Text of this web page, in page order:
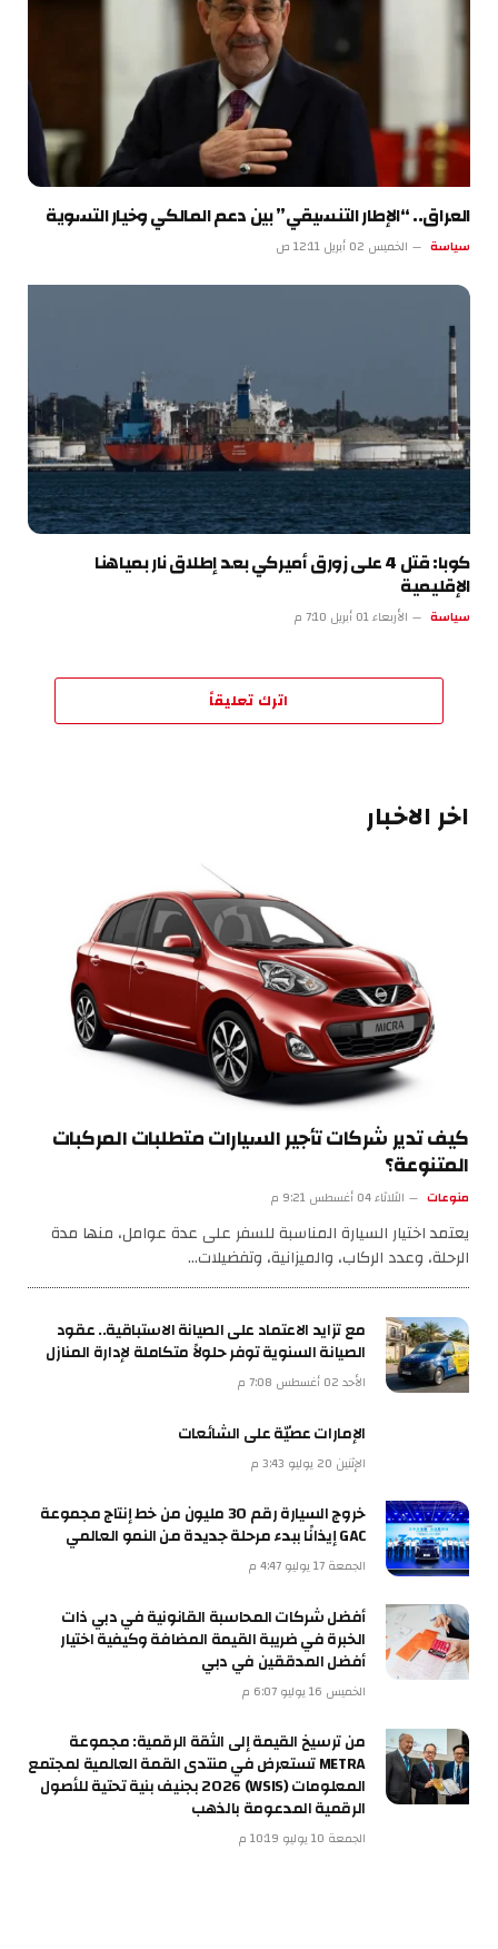
العراق.. “الإطار التنسيقي” بين دعم المالكي وخيار التسوية
سياسة الخميس 02 أبريل 12:11 ص
كوبا: قتل 4 على زورق أميركي بعد إطلاق نار بمياهنا
الإقليمية
سياسة الأربعاء 01 أبريل 7:10 م
اترك تعليقاً
اخر الاخبار
كيف تدير شركات تأجير السيارات متطلبات المركبات
المتنوعة؟
منوعات الثلاثاء 04 أغسطس 9:21 م
يعتمد اختيار السيارة المناسبة للسفر على عدة عوامل، منها مدة
الرحلة، وعدد الركاب، والميزانية، وتفضيلات…
مع تزايد الاعتماد على الصيانة الاستباقية.. عقود
الصيانة السنوية توفر حلولاً متكاملة لإدارة المنازل
الأحد 02 أغسطس 7:08 م
الإمارات عصيّة على الشائعات
الإثنين 20 يوليو 3:43 م
خروج السيارة رقم 30 مليون من خط إنتاج مجموعة
GAC إيذانًا ببدء مرحلة جديدة من النمو العالمي
الجمعة 17 يوليو 4:47 م
أفضل شركات المحاسبة القانونية في دبي ذات
الخبرة في ضريبة القيمة المضافة وكيفية اختيار
أفضل المدققين في دبي
الخميس 16 يوليو 6:07 م
من ترسيخ القيمة إلى الثقة الرقمية: مجموعة
METRA تستعرض في منتدى القمة العالمية لمجتمع
المعلومات (WSIS) 2026 بجنيف بنية تحتية للأصول
الرقمية المدعومة بالذهب
الجمعة 10 يوليو 10:19 م